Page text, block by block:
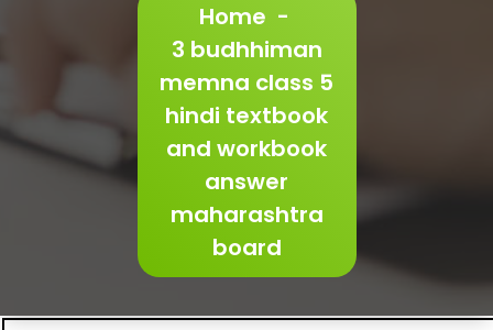
Home -
3 budhhiman
memna class 5
hindi textbook
and workbook
answer
maharashtra
board